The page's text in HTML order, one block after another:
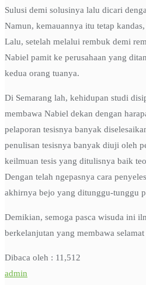
Sulusi demi solusinya lalu dicari
Namun, kemauannya itu tetap
Lalu, setelah melalui rembuk demi
Nabiel pamit ke perusahaan yang
kedua orang tuanya.
Di Semarang lah, kehidupan studi
membawa Nabiel dekan dengan
pelaporan tesisnya banyak
penulisan tesisnya banyak diuji oleh
keilmuan tesis yang ditulisnya baik
Dengan telah ngepasnya cara
akhirnya bejo yang ditunggu-tunggu
Demikian, semoga pasca wisuda ini
berkelanjutan yang membawa
Dibaca oleh : 11,512
admin